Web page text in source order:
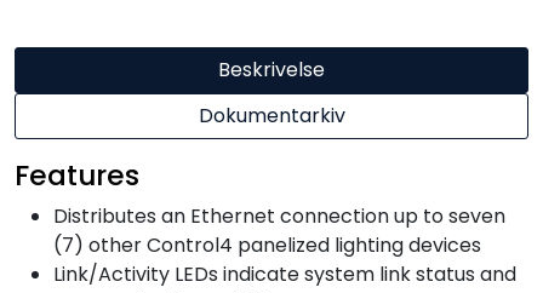
Beskrivelse
Dokumentarkiv
Features
Distributes an Ethernet connection up to seven
(7) other Control4 panelized lighting devices
Link/Activity LEDs indicate system link status and